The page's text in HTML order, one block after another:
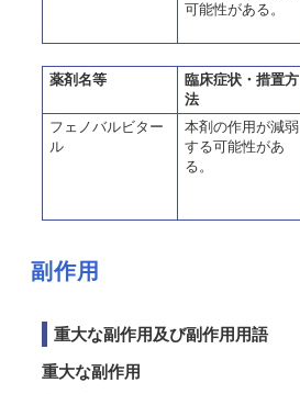
可能性がある。
薬剤名等
臨床症状・措置方
法
フェノバルビター
ル
本剤の作用が減弱
する可能性があ
る。
副作用
重大な副作用及び副作用用語
重大な副作用